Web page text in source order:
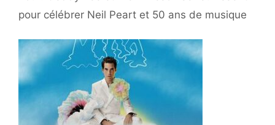
pour célébrer Neil Peart et 50 ans de musique